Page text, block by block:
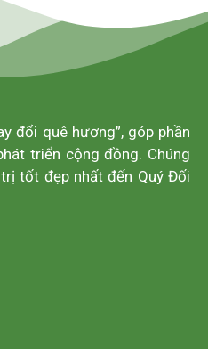
đổi quê hương”, góp phần
triển cộng đồng. Chúng
tốt đẹp nhất đến Quý Đối